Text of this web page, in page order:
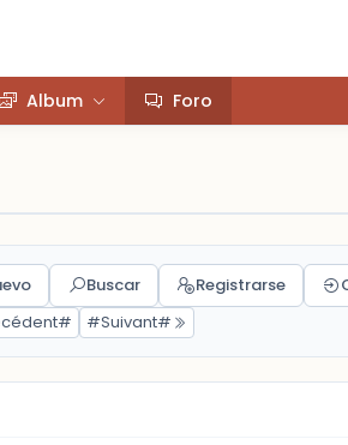
Album Foro
Buscar Registrarse
#Suivant#